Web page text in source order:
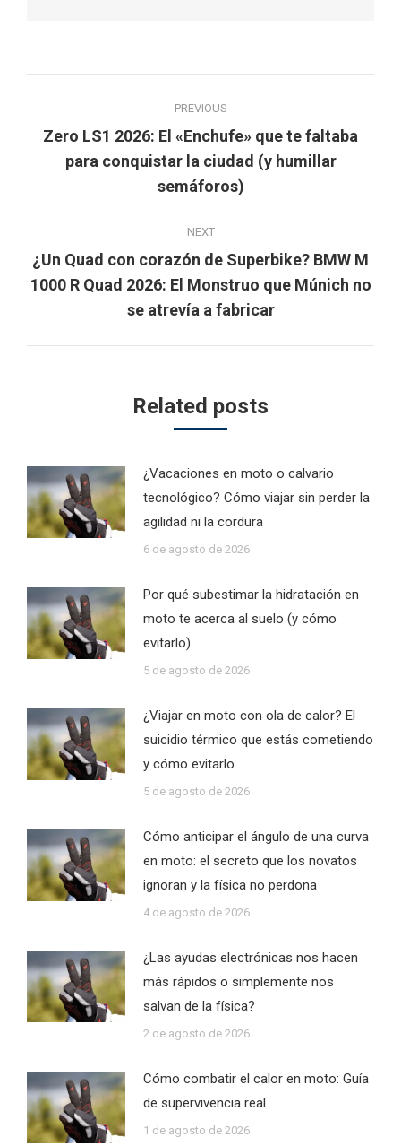
navigation
PREVIOUS
Previous
post:
Zero LS1 2026: El «Enchufe» que te faltaba
para conquistar la ciudad (y humillar
semáforos)
NEXT
Next
post:
¿Un Quad con corazón de Superbike? BMW M
1000 R Quad 2026: El Monstruo que Múnich no
se atrevía a fabricar
Related posts
¿Vacaciones en moto o calvario
tecnológico? Cómo viajar sin perder la
agilidad ni la cordura
6 de agosto de 2026
Por qué subestimar la hidratación en
moto te acerca al suelo (y cómo
evitarlo)
5 de agosto de 2026
¿Viajar en moto con ola de calor? El
suicidio térmico que estás cometiendo
y cómo evitarlo
5 de agosto de 2026
Cómo anticipar el ángulo de una curva
en moto: el secreto que los novatos
ignoran y la física no perdona
4 de agosto de 2026
¿Las ayudas electrónicas nos hacen
más rápidos o simplemente nos
salvan de la física?
2 de agosto de 2026
Cómo combatir el calor en moto: Guía
de supervivencia real
1 de agosto de 2026